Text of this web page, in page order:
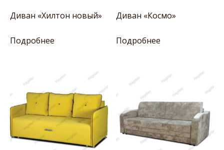
Диван «Хилтон новый»
Подробнее
Диван «Космо»
Подробнее